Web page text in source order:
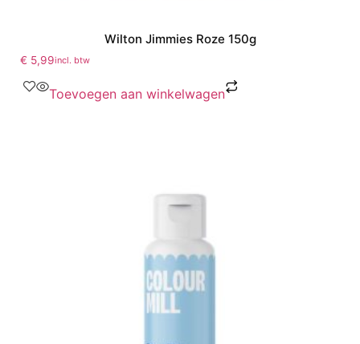
Wilton Jimmies Roze 150g
€ 5,99incl. btw
Toevoegen aan winkelwagen